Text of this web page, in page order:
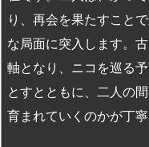
り、再会を果たすこと
な局面に突入します。
軸となり、ニコを巡る
とすとともに、二人の
育まれていくのかが丁寧